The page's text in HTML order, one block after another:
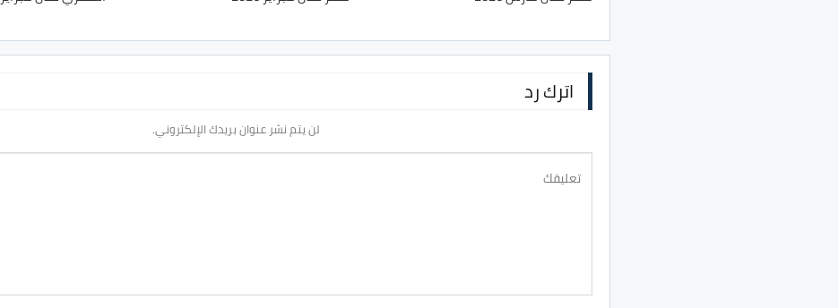
اترك رد
لن يتم نشر عنوان بريدك الإلكتروني.